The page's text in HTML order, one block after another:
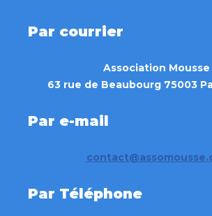
Par courrier
Association Mousse
63 rue de Beaubourg 75003
Par e-mail
Par Téléphone